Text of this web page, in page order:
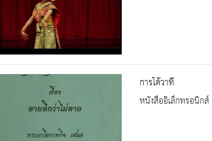
การโต้วาที
หนังสืออิเล็กทรอนิกส์